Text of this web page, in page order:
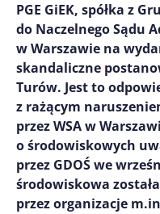
PGE GiEK, spółka z
do Naczelnego Sądu
w Warszawie na
skandaliczne
Turów. Jest to
z rażącym
przez WSA w
o środowiskowych
przez GDOŚ we
środowiskowa
przez organizacje